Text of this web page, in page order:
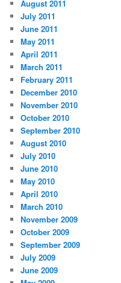
August 2011
July 2011
June 2011
May 2011
April 2011
March 2011
February 2011
December 2010
November 2010
October 2010
September 2010
August 2010
July 2010
June 2010
May 2010
April 2010
March 2010
November 2009
October 2009
September 2009
July 2009
June 2009